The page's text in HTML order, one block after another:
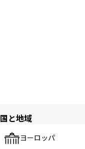
国と地域
ヨーロッパ